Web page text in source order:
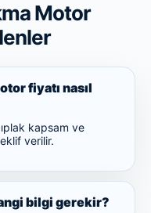
Motor
fiyatı nasıl
kapsam ve
verilir.
bilgi gerekir?